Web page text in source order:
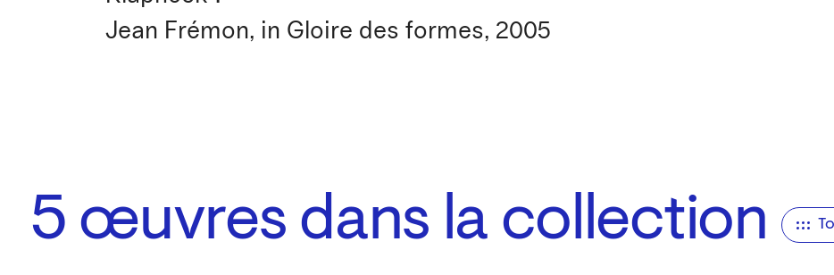
Jean Frémon, in Gloire des formes, 2005
5 œuvres dans la collection